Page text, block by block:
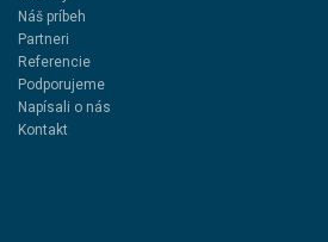
Náš príbeh
Partneri
Referencie
Podporujeme
Napísali o nás
Kontakt